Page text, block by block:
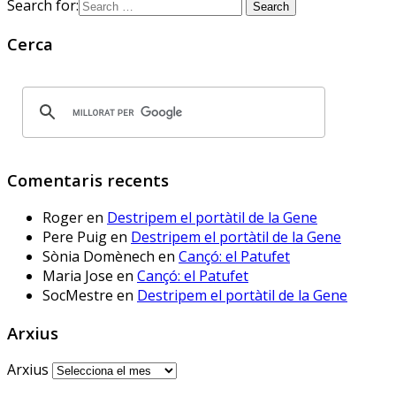
Aquí ja hem fet les proves. A
no protegirem les dades dels
www.deia.eus/actualidad/s...
Educación ensaya una
aprendizaje ‘online’
alternativa a Google
Workplace for Education
Seis centros educativos
públicos prueban IRADI,
una herramienta de
alojarán en servidores del
Gobierno vasco
Search for:
Cerca
Comentaris recents
Rogeren Destripem el portàtil de la Gene
Pere Puigen Destripem el portàtil de la Gene
Sònia Domènech en Cançó: el Patufet
Maria Jose en Cançó: el Patufet
SocMestre en Destripem el portàtil de la Gene
Arxius
Arxius